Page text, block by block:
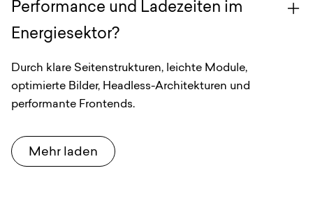
Performance und Ladezeiten im
Energiesektor?
Durch klare Seitenstrukturen, leichte Module,
optimierte Bilder, Headless-Architekturen und
performante Frontends.
Mehr laden